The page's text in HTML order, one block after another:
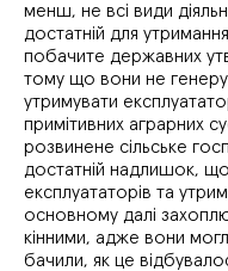
менш, не всі види
достатній для
побачите державних
тому що вони не
утримувати
примітивних аграрних
розвинене сільське
достатній надлишок,
експлуататорів та
основному далі
кінними, адже вони
бачили, як це